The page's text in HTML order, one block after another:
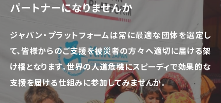
パートナーになりませんか
ジャパン・プラットフォームは常に最適な団体を選定し
て、皆様からのご支援を被災者の方々へ適切に届ける架
け橋となります。世界の人道危機にスピーディで効果的な
支援を届ける仕組みに参加してみませんか。